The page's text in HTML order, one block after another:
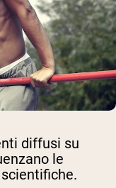
diffusi su
le